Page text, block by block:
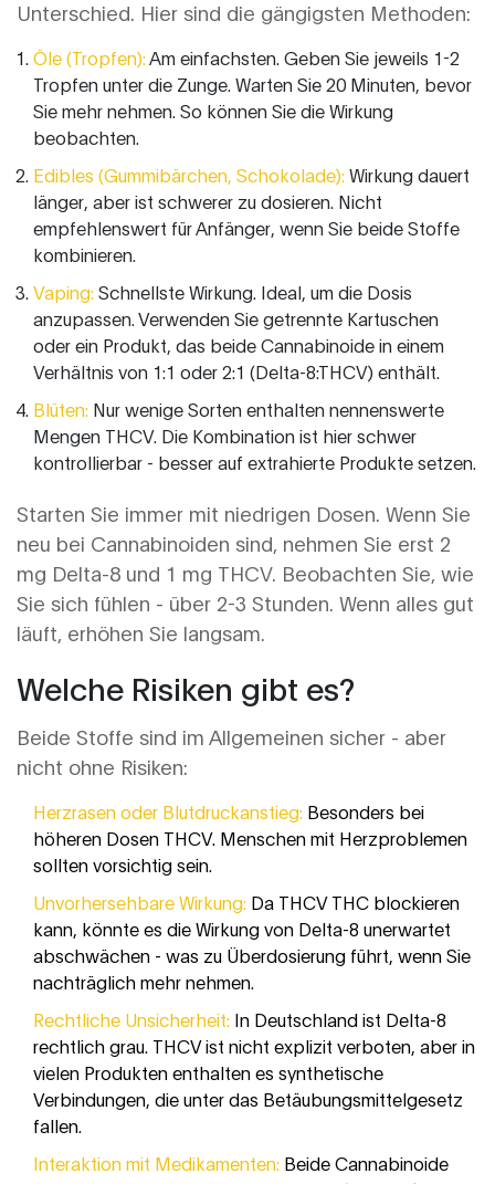
Unterschied. Hier sind die gängigsten Methoden:
Öle (Tropfen):Am einfachsten. Geben Sie jeweils 1-2
Tropfen unter die Zunge. Warten Sie 20 Minuten, bevor
Sie mehr nehmen. So können Sie die Wirkung
beobachten.
Edibles (Gummibärchen, Schokolade):Wirkung dauert
länger, aber ist schwerer zu dosieren. Nicht
empfehlenswert für Anfänger, wenn Sie beide Stoffe
kombinieren.
Vaping:Schnellste Wirkung. Ideal, um die Dosis
anzupassen. Verwenden Sie getrennte Kartuschen
oder ein Produkt, das beide Cannabinoide in einem
Verhältnis von 1:1 oder 2:1 (Delta-8:THCV) enthält.
Blüten: Nur wenige Sorten enthalten nennenswerte
Mengen THCV. Die Kombination ist hier schwer
kontrollierbar - besser auf extrahierte Produkte setzen.
Starten Sie immer mit niedrigen Dosen. Wenn Sie
neu bei Cannabinoiden sind, nehmen Sie erst 2
mg Delta-8 und 1 mg THCV. Beobachten Sie, wie
Sie sich fühlen - über 2-3 Stunden. Wenn alles gut
läuft, erhöhen Sie langsam.
Welche Risiken gibt es?
Beide Stoffe sind im Allgemeinen sicher - aber
nicht ohne Risiken:
Herzrasen oder Blutdruckanstieg: Besonders bei
höheren Dosen THCV. Menschen mit Herzproblemen
sollten vorsichtig sein.
Unvorhersehbare Wirkung: Da THCV THC blockieren
kann, könnte es die Wirkung von Delta-8 unerwartet
abschwächen - was zu Überdosierung führt, wenn Sie
nachträglich mehr nehmen.
Rechtliche Unsicherheit: In Deutschland ist Delta-8
rechtlich grau. THCV ist nicht explizit verboten, aber in
vielen Produkten enthalten es synthetische
Verbindungen, die unter das Betäubungsmittelgesetz
fallen.
Interaktion mit Medikamenten: Beide Cannabinoide